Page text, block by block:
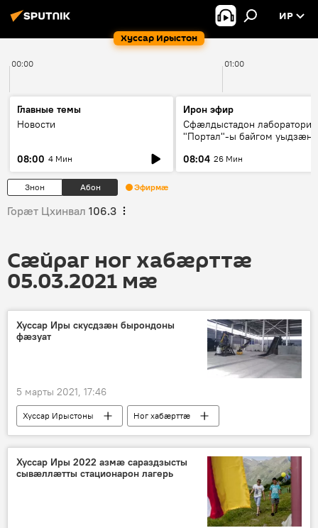
Хуссар Ирыстон
ИР
00:00 01:00
Главные темы
Новости
08:00 4 Мин
Ирон эфир
Сфæлдыстадон лаборатори
"Портал"-ы байгом уыдзæн
Æхсары куыстыты равдыст
08:04 26 Мин
Знон Абон Эфирмæ
Горӕт Цхинвал 106.3
Сӕйраг ног хабӕрттӕ
05.03.2021 мӕ
Хуссар Иры скусдзӕн бырондоны
фӕзуат
5 марты 2021, 17:46
Хуссар Ирыстоны Ног хабӕрттӕ
Хуссар Иры 2022 азмӕ сараздзысты
сывӕллӕтты стационарон лагерь